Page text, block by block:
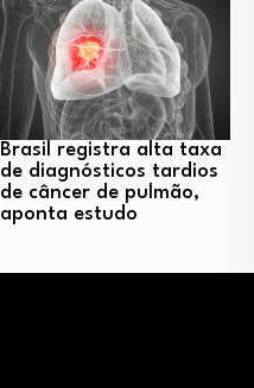
Brasil registra alta taxa
de diagnósticos tardios
de câncer de pulmão,
aponta estudo